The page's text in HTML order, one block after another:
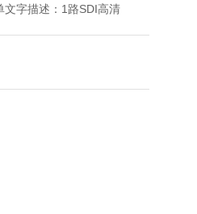
文字描述：1路SDI高清